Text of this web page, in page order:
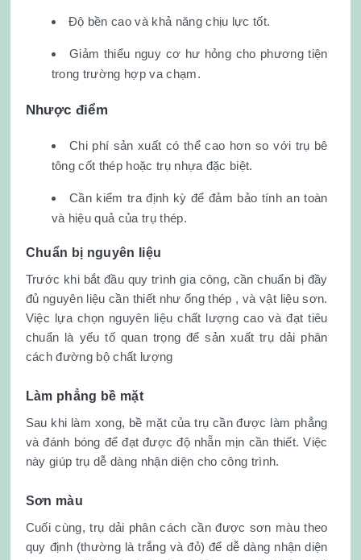
Độ bền cao và khả năng chịu lực tốt.
Giảm thiểu nguy cơ hư hỏng cho phương tiện
trong trường hợp va chạm.
Nhược điểm
Chi phí sản xuất có thể cao hơn so với trụ bê
tông cốt thép hoặc trụ nhựa đặc biệt.
Cần kiểm tra định kỳ để đảm bảo tính an toàn
và hiệu quả của trụ thép.
Chuẩn bị nguyên liệu
Trước khi bắt đầu quy trình gia công, cần chuẩn bị đầy
đủ nguyên liệu cần thiết như ống thép , và vật liệu sơn.
Việc lựa chọn nguyên liệu chất lượng cao và đạt tiêu
chuẩn là yếu tố quan trọng để sản xuất trụ dải phân
cách đường bộ chất lượng
Làm phẳng bề mặt
Sau khi làm xong, bề mặt của trụ cần được làm phẳng
và đánh bóng để đạt được độ nhẵn mịn cần thiết. Việc
này giúp trụ dễ dàng nhận diện cho công trình.
Sơn màu
Cuối cùng, trụ dải phân cách cần được sơn màu theo
quy định (thường là trắng và đỏ) để dễ dàng nhận diện